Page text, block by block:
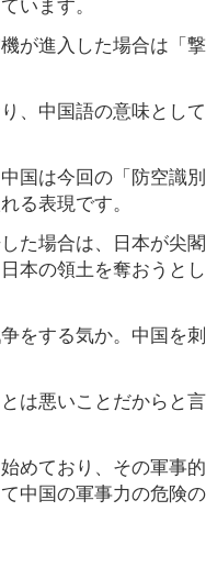
が進入した場合は「
、中国語の意味として
国は今回の「防空識
る表現です。
た場合は、日本が尖
本の領土を奪おうと
をする気か。中国を
は悪いことだからと
めており、その軍事
中国の軍事力の危険